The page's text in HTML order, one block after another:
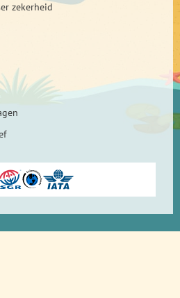
zekerheid